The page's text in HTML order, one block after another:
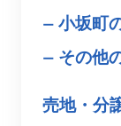
小坂町
その他
売地・分